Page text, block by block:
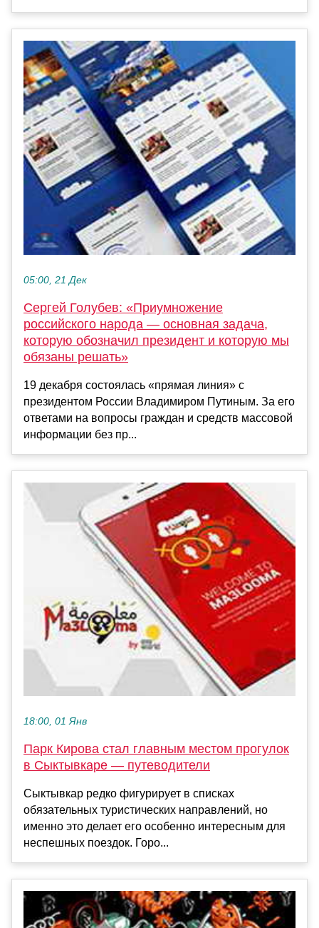
05:00, 21 Дек
Сергей Голубев: «Приумножение
российского народа — основная задача,
которую обозначил президент и которую мы
обязаны решать»
19 декабря состоялась «прямая линия» с
президентом России Владимиром Путиным. За его
ответами на вопросы граждан и средств массовой
информации без пр...
18:00, 01 Янв
Парк Кирова стал главным местом прогулок
в Сыктывкаре — путеводители
Сыктывкар редко фигурирует в списках
обязательных туристических направлений, но
именно это делает его особенно интересным для
неспешных поездок. Горо...